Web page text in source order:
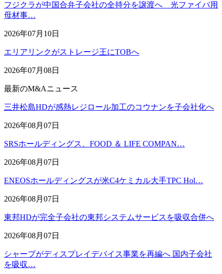
フジクラが中国合弁子会社の全持分を譲渡へ 光ファイバ用
母材事…
2026年07月10日
エリアリンクがストレージ王にTOBへ
2026年07月08日
最新のM&Aニュース
三井松島HDが感熱レジロール加工のコウナンを子会社化へ
2026年08月07日
SRSホールディングス、FOOD ＆ LIFE COMPAN…
2026年08月07日
ENEOSホールディングスが米C4ケミカル大手TPC Hol…
2026年08月07日
東邦HDが完全子会社の東邦システムサービスを吸収合併へ
2026年08月07日
シャープがディスプレイデバイス事業を再編へ 国内子会社
を吸収…